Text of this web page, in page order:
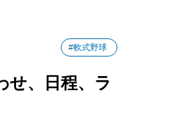
#軟式野球
せ、日程、ラ